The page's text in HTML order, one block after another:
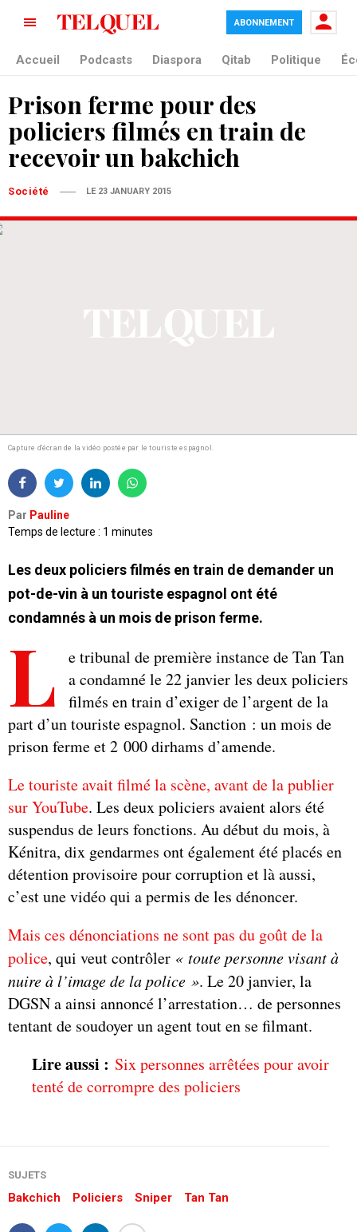
ABONNEMENT
Accueil Podcasts Diaspora Qitab Politique
Prison ferme pour des
policiers filmés en train de
recevoir un bakchich
Société LE 23 JANUARY 2015
Capture d'écran de la vidéo postée par le touriste espagnol.
Par Pauline
Temps de lecture : 1 minutes
Les deux policiers filmés en train de demander un
pot-de-vin à un touriste espagnol ont été
condamnés à un mois de prison ferme.
L
e tribunal de première instance de Tan Tan
a condamné le 22 janvier les deux policiers
filmés en train d’exiger de l’argent de la
part d’un touriste espagnol. Sanction : un mois de
prison ferme et 2 000 dirhams d’amende.
Le touriste avait filmé la scène, avant de la publier
sur YouTube. Les deux policiers avaient alors été
suspendus de leurs fonctions. Au début du mois, à
Kénitra, dix gendarmes ont également été placés en
détention provisoire pour corruption et là aussi,
c’est une vidéo qui a permis de les dénoncer.
Mais ces dénonciations ne sont pas du goût de la
police, qui veut contrôler « toute personne visant à
nuire à l’image de la police ». Le 20 janvier, la
DGSN a ainsi annoncé l’arrestation… de personnes
tentant de soudoyer un agent tout en se filmant.
Lire aussi : Six personnes arrêtées pour avoir
tenté de corrompre des policiers
SUJETS
Bakchich Policiers Sniper Tan Tan